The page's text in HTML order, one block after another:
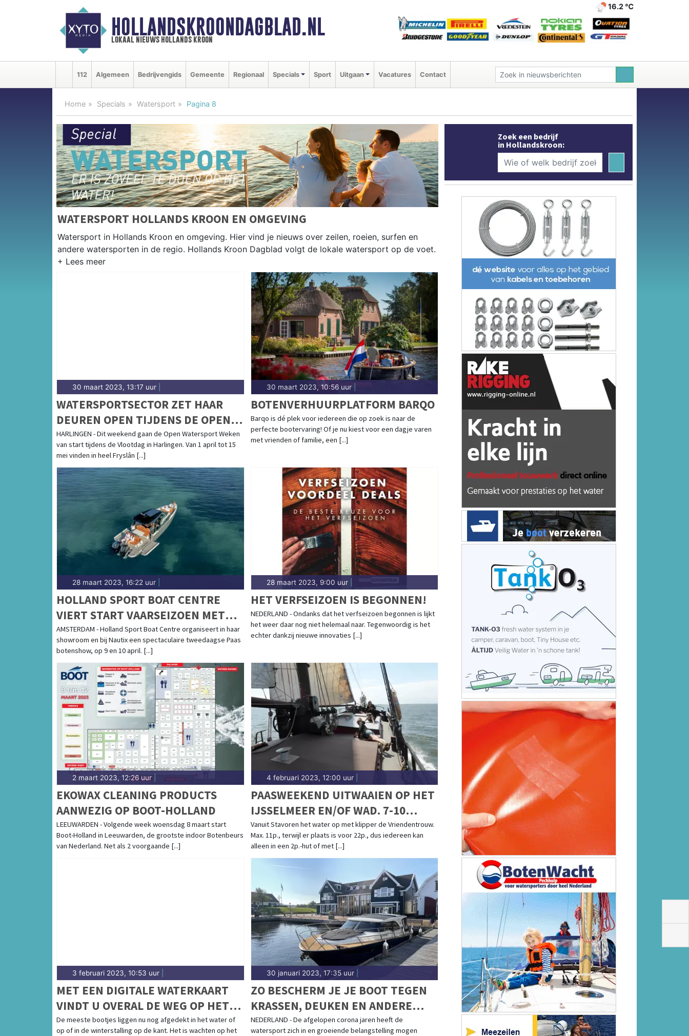
HOLLANDSKROONDAGBLAD.NL
lokaal nieuws hollands kroon
16.2 ℃
112 Algemeen Bedrijvengids Gemeente Regionaal Specials Sport Uitgaan Vacatures Contact
Home Specials Watersport Pagina 8
WATERSPORT HOLLANDS KROON EN OMGEVING
Watersport in Hollands Kroon en omgeving. Hier vind je nieuws over zeilen, roeien, surfen en
andere watersporten in de regio. Hollands Kroon Dagblad volgt de lokale watersport op de voet.
30 maart 2023, 13:17 uur
WATERSPORTSECTOR ZET HAAR
DEUREN OPEN TIJDENS DE OPEN
WATERSPORT WEKEN
HARLINGEN - Dit weekend gaan de Open Watersport Weken
van start tijdens de Vlootdag in Harlingen. Van 1 april tot 15
mei vinden in heel Fryslân [...]
30 maart 2023, 10:56 uur|
BOTENVERHUURPLATFORM BARQO
Barqo is dé plek voor iedereen die op zoek is naar de
perfecte bootervaring! Of je nu kiest voor een dagje varen
met vrienden of familie, een [...]
28 maart 2023, 16:22 uur
HOLLAND SPORT BOAT CENTRE
VIERT START VAARSEIZOEN MET
TWEEDAAGSE PAAS BOTENSHOW
AMSTERDAM - Holland Sport Boat Centre organiseert in haar
showroom en bij Nautix een spectaculaire tweedaagse Paas
botenshow, op 9 en 10 april. [...]
28 maart 2023, 9:00 uur|
HET VERFSEIZOEN IS BEGONNEN!
NEDERLAND - Ondanks dat het verfseizoen begonnen is lijkt
het weer daar nog niet helemaal naar. Tegenwoordig is het
echter dankzij nieuwe innovaties [...]
2 maart 2023, 12:26 uur
EKOWAX CLEANING PRODUCTS
AANWEZIG OP BOOT-HOLLAND
LEEUWARDEN - Volgende week woensdag 8 maart start
Boot-Holland in Leeuwarden, de grootste indoor Botenbeurs
van Nederland. Net als 2 voorgaande [...]
4 februari 2023, 12:00 uur|
PAASWEEKEND UITWAAIEN OP HET
IJSSELMEER EN/OF WAD. 7-10
APRIL 2023
Vanuit Stavoren het water op met klipper de Vriendentrouw.
Max. 11p., terwijl er plaats is voor 22p., dus iedereen kan
alleen in een 2p.-hut of met [...]
3 februari 2023, 10:53 uur
MET EEN DIGITALE WATERKAART
VINDT U OVERAL DE WEG OP HET
WATER!
De meeste bootjes liggen nu nog afgedekt in het water of
op of in de winterstalling op de kant. Het is wachten op het
30 januari 2023, 17:35 uur|
ZO BESCHERM JE JE BOOT TEGEN
KRASSEN, DEUKEN EN ANDERE
SCHADE
NEDERLAND - De afgelopen corona jaren heeft de
watersport zich in en groeiende belangstelling mogen
Zoek een bedrijf
in Hollandskroon: